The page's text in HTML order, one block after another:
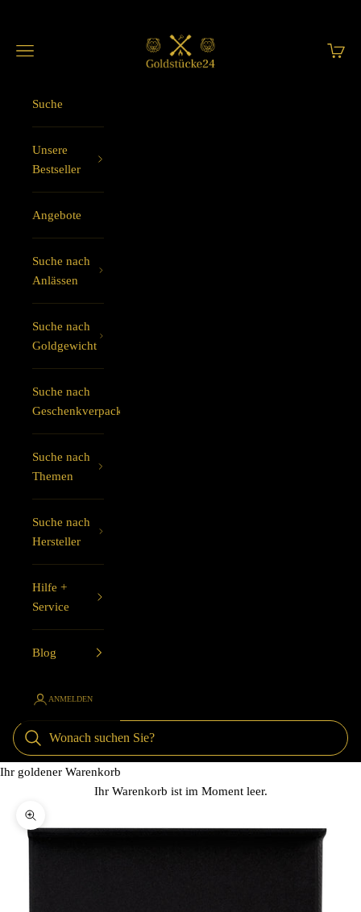
Goldstücke24
Menü
Suche
Unsere
Bestseller
Angebote
Suche nach
Anlässen
Suche nach
Goldgewicht
Suche nach
Geschenkverpackung
Suche nach
Themen
Suche nach
Hersteller
Hilfe +
Service
Blog
ANMELDEN
Ihr goldener Warenkorb
Ihr Warenkorb ist im Moment leer.
Bild vergrößern